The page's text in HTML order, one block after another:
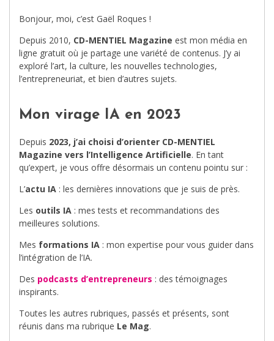
Bonjour, moi, c’est Gaël Roques !
Depuis 2010, CD-MENTIEL Magazine est mon média en
ligne gratuit où je partage une variété de contenus. J’y ai
exploré l’art, la culture, les nouvelles technologies,
l’entrepreneuriat, et bien d’autres sujets.
Mon virage IA en 2023
Depuis 2023, j’ai choisi d’orienter CD-MENTIEL
Magazine vers l’Intelligence Artificielle. En tant
qu’expert, je vous offre désormais un contenu pointu sur :
L’actu IA : les dernières innovations que je suis de près.
Les outils IA : mes tests et recommandations des
meilleures solutions.
Mes formations IA : mon expertise pour vous guider dans
l’intégration de l’IA.
Des podcasts d’entrepreneurs : des témoignages
inspirants.
Toutes les autres rubriques, passés et présents, sont
réunis dans ma rubrique Le Mag.